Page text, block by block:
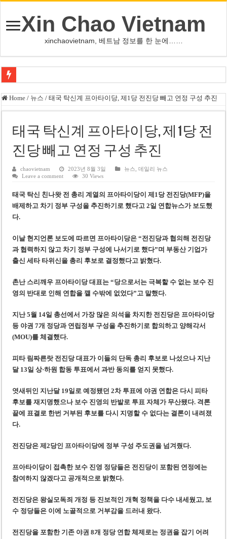
Xin Chao Vietnam
xinchaovietnam, 베트남 정보를 한 눈에……
사우디·튀르키예·파키스탄, 메카서 공동방위조약 체결
오픈AI, 차세대 AI ‘아스트라’ 출시 연기…사이버공격 위험 우려
인천서 10대 아들, 말다툼 중 어머니 흉기 살해
U-17 여자배구 대표팀, 세계선수권 대만 3-1 제압 2연승
美 법원, 리플렉팅 풀 훼손 용의자 공소기각…트럼프 ‘재고’ 촉구
태국 명문학교 총기난사…중학생, 교직원 등 최소 7명 살해
카자흐스탄 거점 보이스피싱 조직원 4명 추가 구속
우크라이나 ’40일 압박 작전’ 성과와 한계
Home / 뉴스 / 태국 탁신계 프아타이당, 제1당 전진당 빼고 연정 구성 추진
태국 탁신계 프아타이당, 제1당 전
진당 빼고 연정 구성 추진
chaovietnam 2023년 8월 3일 뉴스 ,데일리 뉴스
Leave a comment
30 Views
태국 탁신 친나왓 전 총리 계열의 프아타이당이 제1당 전진당(MFP)을
배제하고 차기 정부 구성을 추진하기로 했다고 2일 연합뉴스가 보도했
다.
이날 현지언론 보도에 따르면 프아타이당은 “전진당과 협의해 전진당
과 협력하지 않고 차기 정부 구성에 나서기로 했다”며 부동산 기업가
출신 세타 타위신을 총리 후보로 결정했다고 밝혔다.
촌난 스리깨우 프아타이당 대표는 “당으로서는 극복할 수 없는 보수 진
영의 반대로 인해 연합을 깰 수밖에 없었다”고 말했다.
지난 5월 14일 총선에서 가장 많은 의석을 차지한 전진당은 프아타이당
등 야권 7개 정당과 연립정부 구성을 추진하기로 합의하고 양해각서
(MOU)를 체결했다.
피타 림짜른랏 전진당 대표가 이들의 단독 총리 후보로 나섰으나 지난
달 13일 상·하원 합동 투표에서 과반 동의를 얻지 못했다.
엿새뒤인 지난달 19일로 예정됐던 2차 투표에 야권 연합은 다시 피타
후보를 재지명했으나 보수 진영의 반발로 투표 자체가 무산됐다. 격론
끝에 표결로 한번 거부된 후보를 다시 지명할 수 없다는 결론이 내려졌
다.
전진당은 제2당인 프아타이당에 정부 구성 주도권을 넘겨줬다.
프아타이당이 접촉한 보수 진영 정당들은 전진당이 포함된 연정에는
참여하지 않겠다고 공개적으로 밝혔다.
전진당은 왕실모독죄 개정 등 진보적인 개혁 정책을 다수 내세웠고, 보
수 정당들은 이에 노골적으로 거부감을 드러내 왔다.
전진당을 포함한 기존 야권 8개 정당 연합 체제로는 정권을 잡기 어려